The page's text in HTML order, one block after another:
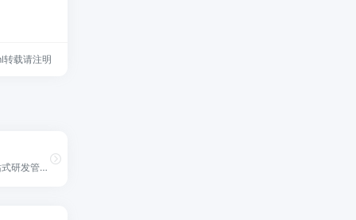
载请注明
面向企业提供一站式研发管理解决方案，包括代码管理、项目管理、文档协作、测试管理、CICD、效能度量等多个模块，支持SaaS、私有化等多种部署方式，帮助企业有序规划和管理研发过程，提升研发效率和质量。